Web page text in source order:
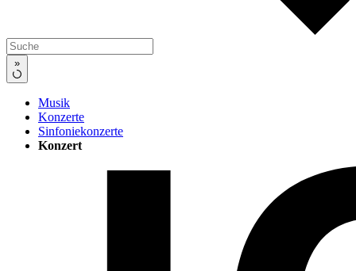
»
Musik
Konzerte
Sinfoniekonzerte
Konzert